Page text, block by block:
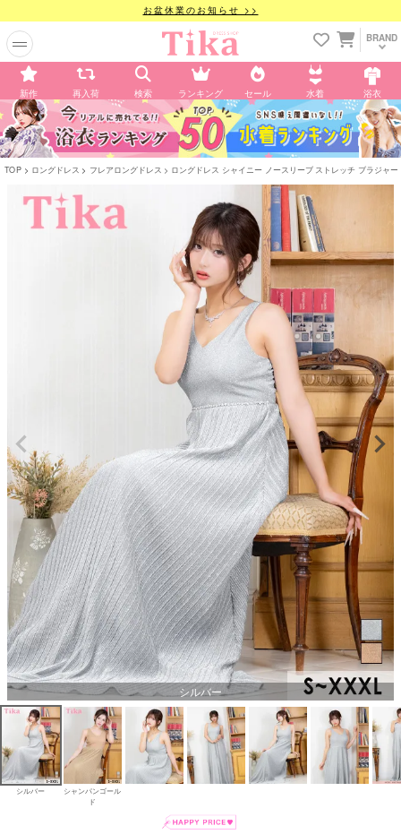
お盆休業のお知らせ >>
BRAND
新作 再入荷 検索 ランキング セール 水着 浴衣
TOP ロングドレス フレアロングドレス ロングドレス シャイニー ノースリーブ ストレッチ ブラジ
シルバー
シルバー
シャンパンゴール
ド